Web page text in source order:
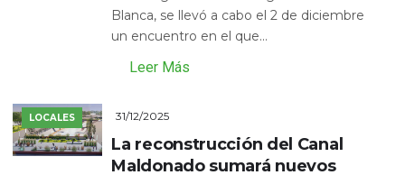
Blanca, se llevó a cabo el 2 de diciembre
un encuentro en el que...
Leer Más
LOCALES 31/12/2025
La reconstrucción del Canal
Maldonado sumará nuevos